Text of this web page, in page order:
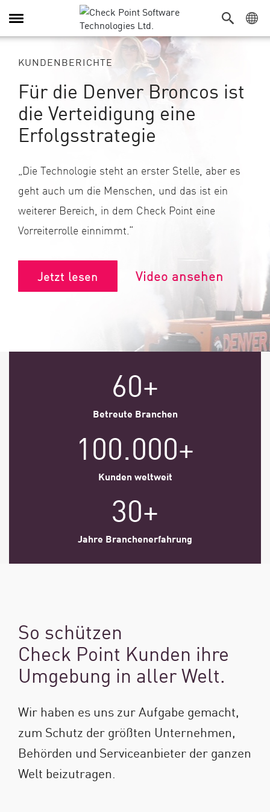
Navigation
umschalten
KUNDENBERICHTE
Für die Denver Broncos ist
die Verteidigung eine
Erfolgsstrategie
„Die Technologie steht an erster Stelle, aber es
geht auch um die Menschen, und das ist ein
weiterer Bereich, in dem Check Point eine
Vorreiterrolle einnimmt.“
Jetzt lesen Video ansehen
60+
Betreute Branchen
100.000+
Kunden weltweit
30+
Jahre Branchenerfahrung
So schützen
Check Point Kunden ihre
Umgebung in aller Welt.
Wir haben es uns zur Aufgabe gemacht,
zum Schutz der größten Unternehmen,
Behörden und Serviceanbieter der ganzen
Welt beizutragen.